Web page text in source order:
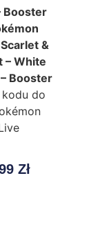
Booster
&
– White
Booster
do
Zł